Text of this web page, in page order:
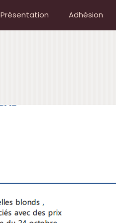
Présentation Adhésion